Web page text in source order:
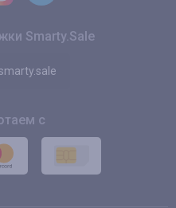
Smarty.Sale
с